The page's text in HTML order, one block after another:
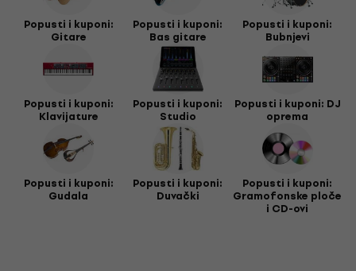
Popusti i kuponi:
Gitare
Popusti i kuponi:
Bas gitare
Popusti i kuponi:
Bubnjevi
Popusti i kuponi:
Klavijature
Popusti i kuponi:
Studio
Popusti i kuponi: DJ
oprema
Popusti i kuponi:
Gudala
Popusti i kuponi:
Duvački
Popusti i kuponi:
Gramofonske ploče
i CD-ovi